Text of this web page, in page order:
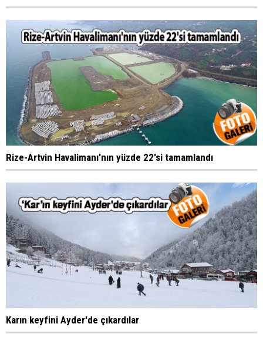
Rize-Artvin Havalimanı'nın yüzde 22'si tamamlandı
Karın keyfini Ayder'de çıkardılar